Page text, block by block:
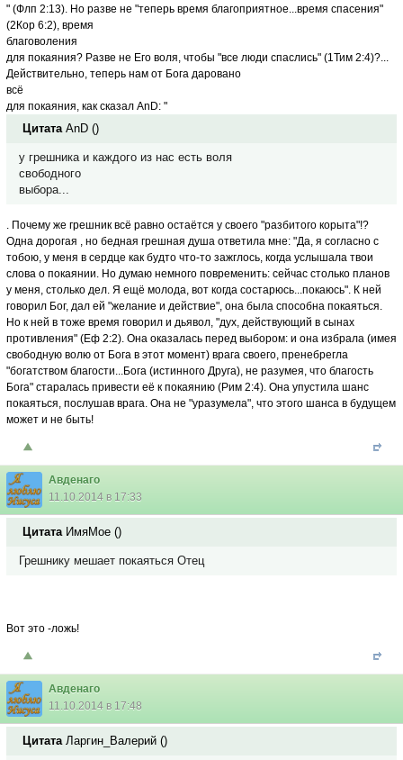
" (Флп 2:13). Но разве не "теперь время благоприятное...время спасения"
(2Кор 6:2), время
благоволения
для покаяния? Разве не Его воля, чтобы "все люди спаслись" (1Тим 2:4)?...
Действительно, теперь нам от Бога даровано
всё
для покаяния, как сказал AnD: "
Цитата AnD ()
у грешника и каждого из нас есть воля
свободного
выбора...
. Почему же грешник всё равно остаётся у своего "разбитого корыта"!?
Одна дорогая , но бедная грешная душа ответила мне: "Да, я согласно с
тобою, у меня в сердце как будто что-то зажглось, когда услышала твои
слова о покаянии. Но думаю немного повременить: сейчас столько планов
у меня, столько дел. Я ещё молода, вот когда состарюсь...покаюсь". К ней
говорил Бог, дал ей "желание и действие", она была способна покаяться.
Но к ней в тоже время говорил и дьявол, "дух, действующий в сынах
противления" (Еф 2:2). Она оказалась перед выбором: и она избрала (имея
свободную волю от Бога в этот момент) врага своего, пренебрегла
"богатством благости...Бога (истинного Друга), не разумея, что благость
Бога" старалась привести её к покаянию (Рим 2:4). Она упустила шанс
покаяться, послушав врага. Она не "уразумела", что этого шанса в будущем
может и не быть!
Авденаго
11.10.2014 в 17:33
Цитата ИмяМое ()
Грешнику мешает покаяться Отец
Вот это -ложь!
Авденаго
11.10.2014 в 17:48
Цитата Ларгин_Валерий ()